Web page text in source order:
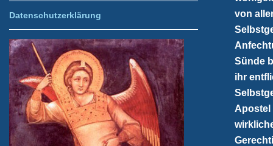
von
Sünde
ihr
Apostel
Datenschutzerklärung